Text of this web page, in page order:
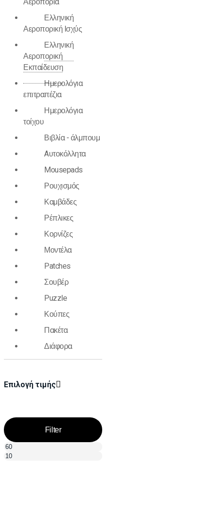
Ελληνική
Αεροπορική Ισχύς
Ελληνική
Αεροπορική
Εκπαίδευση
Ημερολόγια
επιτραπέζια
Ημερολόγια
τοίχου
Βιβλία - άλμπουμ
Aυτοκόλλητα
Mousepads
Ρουχισμός
Καμβάδες
Ρέπλικες
Κορνίζες
Μοντέλα
Patches
Σουβέρ
Puzzle
Κούπες
Πακέτα
Διάφορα
Επιλογή τιμής
Filter